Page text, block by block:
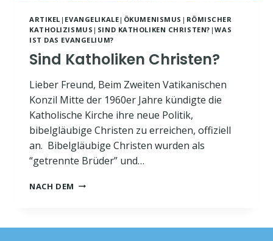
ARTIKEL | EVANGELIKALE | ÖKUMENISMUS | RÖMISCHER
KATHOLIZISMUS | SIND KATHOLIKEN CHRISTEN? |WAS
IST DAS EVANGELIUM?
Sind Katholiken Christen?
Lieber Freund, Beim Zweiten Vatikanischen
Konzil Mitte der 1960er Jahre kündigte die
Katholische Kirche ihre neue Politik,
bibelgläubige Christen zu erreichen, offiziell
an. Bibelgläubige Christen wurden als
“getrennte Brüder” und…
NACH DEM SIND